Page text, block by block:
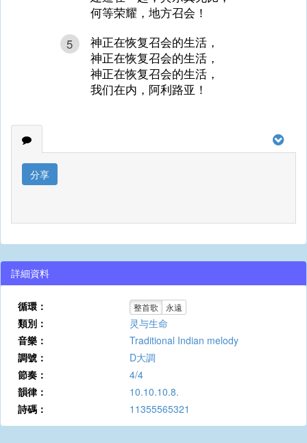
何等荣耀，地方召会！
5
神正在恢复召会的生活，
神正在恢复召会的生活，
神正在恢复召会的生活，
我们在内，阿利路亚！
分享
詳細資料
循環： 整首歌 永遠
類別：
灵与生命
音樂：
Traditional Indian melody
調號：
D大調
節奏：
4/4
韻律：
10.10.10.8.
詩碼：
11355565321